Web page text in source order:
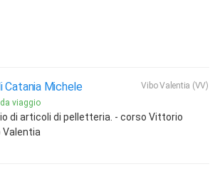
Catania Michele
Vibo Valentia (VV)
viaggio
di articoli di pelletteria. - corso Vittorio
Valentia